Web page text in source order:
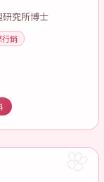
究所博士
行銷